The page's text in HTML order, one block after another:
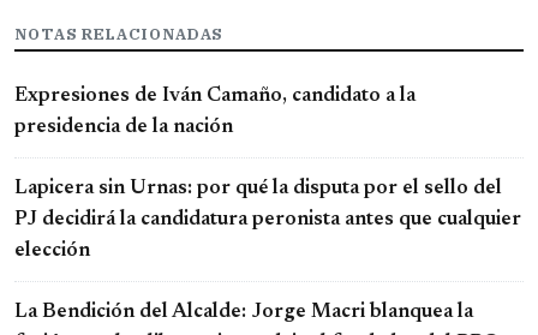
NOTAS RELACIONADAS
Expresiones de Iván Camaño, candidato a la
presidencia de la nación
Lapicera sin Urnas: por qué la disputa por el sello del
PJ decidirá la candidatura peronista antes que cualquier
elección
La Bendición del Alcalde: Jorge Macri blanquea la